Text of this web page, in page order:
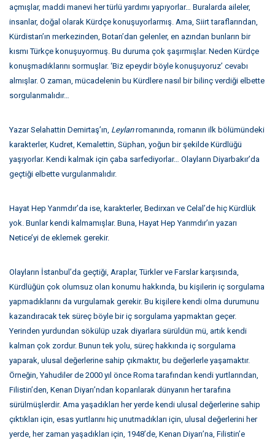
açmışlar, maddi manevi her türlü yardımı yapıyorlar… Buralarda aileler,
insanlar, doğal olarak Kürdçe konuşuyorlarmış. Ama, Siirt taraflarından,
Kürdistan’ın merkezinden, Botan’dan gelenler, en azından bunların bir
kısmı Türkçe konuşuyormuş. Bu duruma çok şaşırmışlar. Neden Kürdçe
konuşmadıklarını sormuşlar. ‘Biz epeydir böyle konuşuyoruz’ cevabı
almışlar. O zaman, mücadelenin bu Kürdlere nasıl bir bilinç verdiği elbette
sorgulanmalıdır…
Yazar Selahattin Demirtaş’ın, Leylanromanında, romanın ilk bölümündeki
karakterler, Kudret, Kemalettin, Süphan, yoğun bir şekilde Kürdlüğü
yaşıyorlar. Kendi kalmak için çaba sarfediyorlar… Olayların Diyarbakır’da
geçtiği elbette vurgulanmalıdır.
Hayat Hep Yarımdır’da ise, karakterler, Bedirxan ve Celal’de hiç Kürdlük
yok. Bunlar kendi kalmamışlar. Buna, Hayat Hep Yarımdır’ın yazarı
Netice’yi de eklemek gerekir.
Olayların İstanbul’da geçtiği, Araplar, Türkler ve Farslar karşısında,
Kürdlüğün çok olumsuz olan konumu hakkında, bu kişilerin iç sorgulama
yapmadıklarını da vurgulamak gerekir. Bu kişilere kendi olma durumunu
kazandıracak tek süreç böyle bir iç sorgulama yapmaktan geçer.
Yerinden yurdundan sökülüp uzak diyarlara sürüldün mü, artık kendi
kalman çok zordur. Bunun tek yolu, süreç hakkında iç sorgulama
yaparak, ulusal değerlerine sahip çıkmaktır, bu değerlerle yaşamaktır.
Örneğin, Yahudiler de 2000 yıl önce Roma tarafından kendi yurtlarından,
Filistin’den, Kenan Diyarı’ndan koparılarak dünyanın her tarafına
sürülmüşlerdir. Ama yaşadıkları her yerde kendi ulusal değerlerine sahip
çıktıkları için, esas yurtlarını hiç unutmadıkları için, ulusal değerlerini her
yerde, her zaman yaşadıkları için, 1948’de, Kenan Diyarı’na, Filistin’e